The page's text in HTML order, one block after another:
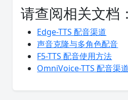
请查阅相关文档：
Edge-TTS 配音渠道
声音克隆与多角色配音
F5-TTS 配音使用方法
OmniVoice-TTS 配音渠道